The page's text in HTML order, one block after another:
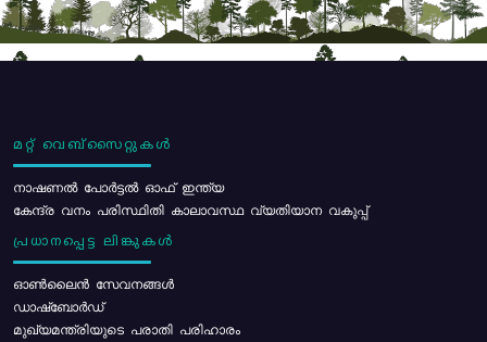
മറ്റ് വെബ്സൈറ്റുകൾ
നാഷണൽ പോർട്ടൽ ഓഫ് ഇന്ത്യ
കേന്ദ്ര വനം പരിസ്ഥിതി കാലാവസ്ഥ വ്യതിയാന വകുപ്പ്
പ്രധാനപ്പെട്ട ലിങ്കുകൾ
ഓൺലൈൻ സേവനങ്ങൾ
ഡാഷ്ബോർഡ്
മുഖ്യമന്ത്രിയുടെ പരാതി പരിഹാരം